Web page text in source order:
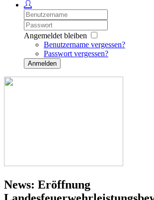
Angemeldet bleiben
Benutzername vergessen?
Passwort vergessen?
Anmelden
News: Eröffnung